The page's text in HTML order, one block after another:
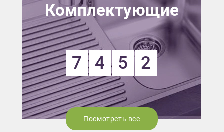
Комплектующие
7 4 5 2
Посмотреть все